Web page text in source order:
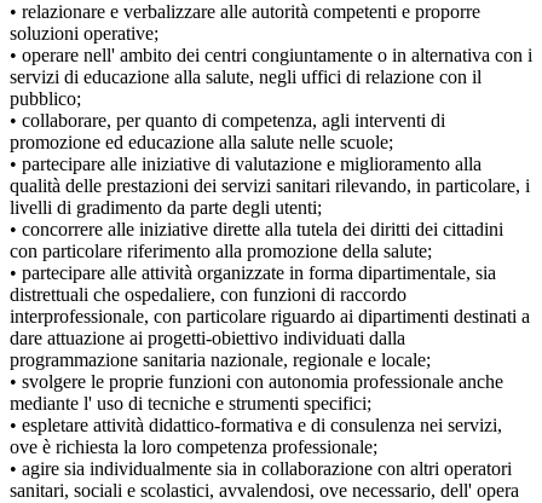
• relazionare e verbalizzare alle autorità competenti e proporre
soluzioni operative;
• operare nell' ambito dei centri congiuntamente o in alternativa con i
servizi di educazione alla salute, negli uffici di relazione con il
pubblico;
• collaborare, per quanto di competenza, agli interventi di
promozione ed educazione alla salute nelle scuole;
• partecipare alle iniziative di valutazione e miglioramento alla
qualità delle prestazioni dei servizi sanitari rilevando, in particolare, i
livelli di gradimento da parte degli utenti;
• concorrere alle iniziative dirette alla tutela dei diritti dei cittadini
con particolare riferimento alla promozione della salute;
• partecipare alle attività organizzate in forma dipartimentale, sia
distrettuali che ospedaliere, con funzioni di raccordo
interprofessionale, con particolare riguardo ai dipartimenti destinati a
dare attuazione ai progetti-obiettivo individuati dalla
programmazione sanitaria nazionale, regionale e locale;
• svolgere le proprie funzioni con autonomia professionale anche
mediante l' uso di tecniche e strumenti specifici;
• espletare attività didattico-formativa e di consulenza nei servizi,
ove è richiesta la loro competenza professionale;
• agire sia individualmente sia in collaborazione con altri operatori
sanitari, sociali e scolastici, avvalendosi, ove necessario, dell' opera